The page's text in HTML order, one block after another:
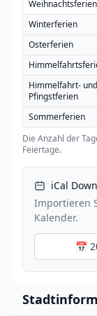
Weihnachtsferien
Winterferien
Osterferien
Himmelfahrt- und
Pfingstferien
Sommerferien
Die Anzahl der
Feiertage.
iCal
Importieren
Kalender.
📅